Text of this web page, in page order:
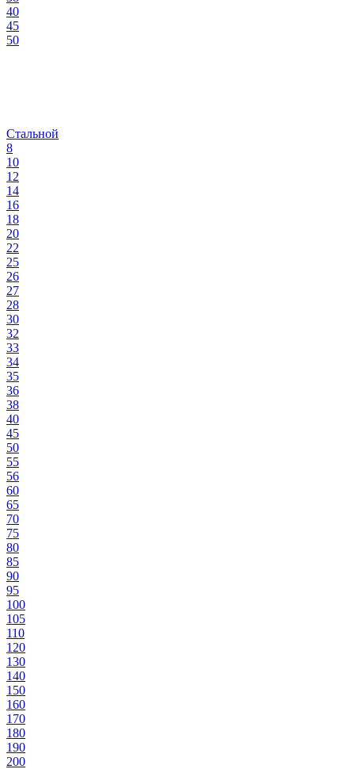
40
45
50
Стальной
8
10
12
14
16
18
20
22
25
26
27
28
30
32
33
34
35
36
38
40
45
50
55
56
60
65
70
75
80
85
90
95
100
105
110
120
130
140
150
160
170
180
190
200